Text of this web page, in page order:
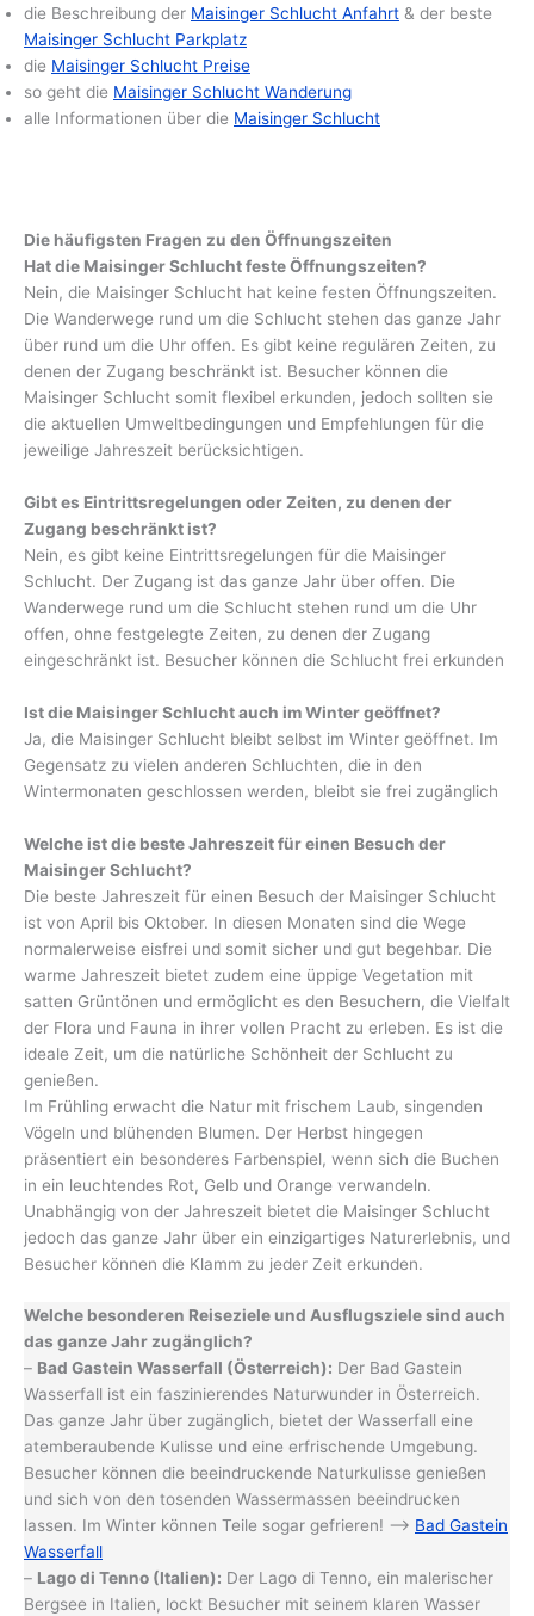
die Beschreibung der Maisinger Schlucht Anfahrt & der beste
Maisinger Schlucht Parkplatz
die Maisinger Schlucht Preise
so geht die Maisinger Schlucht Wanderung
alle Informationen über die Maisinger Schlucht
Die häufigsten Fragen zu den Öffnungszeiten
Hat die Maisinger Schlucht feste Öffnungszeiten?
Nein, die Maisinger Schlucht hat keine festen Öffnungszeiten.
Die Wanderwege rund um die Schlucht stehen das ganze Jahr
über rund um die Uhr offen. Es gibt keine regulären Zeiten, zu
denen der Zugang beschränkt ist. Besucher können die
Maisinger Schlucht somit flexibel erkunden, jedoch sollten sie
die aktuellen Umweltbedingungen und Empfehlungen für die
jeweilige Jahreszeit berücksichtigen.
Gibt es Eintrittsregelungen oder Zeiten, zu denen der
Zugang beschränkt ist?
Nein, es gibt keine Eintrittsregelungen für die Maisinger
Schlucht. Der Zugang ist das ganze Jahr über offen. Die
Wanderwege rund um die Schlucht stehen rund um die Uhr
offen, ohne festgelegte Zeiten, zu denen der Zugang
eingeschränkt ist. Besucher können die Schlucht frei erkunden
Ist die Maisinger Schlucht auch im Winter geöffnet?
Ja, die Maisinger Schlucht bleibt selbst im Winter geöffnet. Im
Gegensatz zu vielen anderen Schluchten, die in den
Wintermonaten geschlossen werden, bleibt sie frei zugänglich
Welche ist die beste Jahreszeit für einen Besuch der
Maisinger Schlucht?
Die beste Jahreszeit für einen Besuch der Maisinger Schlucht
ist von April bis Oktober. In diesen Monaten sind die Wege
normalerweise eisfrei und somit sicher und gut begehbar. Die
warme Jahreszeit bietet zudem eine üppige Vegetation mit
satten Grüntönen und ermöglicht es den Besuchern, die Vielfalt
der Flora und Fauna in ihrer vollen Pracht zu erleben. Es ist die
ideale Zeit, um die natürliche Schönheit der Schlucht zu
genießen.
Im Frühling erwacht die Natur mit frischem Laub, singenden
Vögeln und blühenden Blumen. Der Herbst hingegen
präsentiert ein besonderes Farbenspiel, wenn sich die Buchen
in ein leuchtendes Rot, Gelb und Orange verwandeln.
Unabhängig von der Jahreszeit bietet die Maisinger Schlucht
jedoch das ganze Jahr über ein einzigartiges Naturerlebnis, und
Besucher können die Klamm zu jeder Zeit erkunden.
Welche besonderen Reiseziele und Ausflugsziele sind auch
das ganze Jahr zugänglich?
– Bad Gastein Wasserfall (Österreich): Der Bad Gastein
Wasserfall ist ein faszinierendes Naturwunder in Österreich.
Das ganze Jahr über zugänglich, bietet der Wasserfall eine
atemberaubende Kulisse und eine erfrischende Umgebung.
Besucher können die beeindruckende Naturkulisse genießen
und sich von den tosenden Wassermassen beeindrucken
lassen. Im Winter können Teile sogar gefrieren! –> Bad Gastein
Wasserfall
– Lago di Tenno (Italien): Der Lago di Tenno, ein malerischer
Bergsee in Italien, lockt Besucher mit seinem klaren Wasser